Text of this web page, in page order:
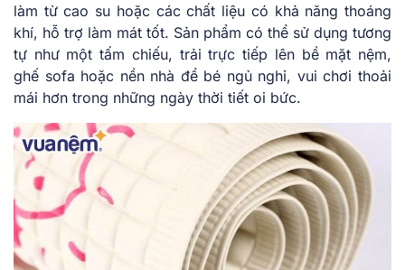
làm từ cao su hoặc các chất liệu có khả năng thoáng
khí, hỗ trợ làm mát tốt. Sản phẩm có thể sử dụng tương
tự như một tấm chiếu, trải trực tiếp lên bề mặt nệm,
ghế sofa hoặc nền nhà để bé ngủ nghỉ, vui chơi thoải
mái hơn trong những ngày thời tiết oi bức.